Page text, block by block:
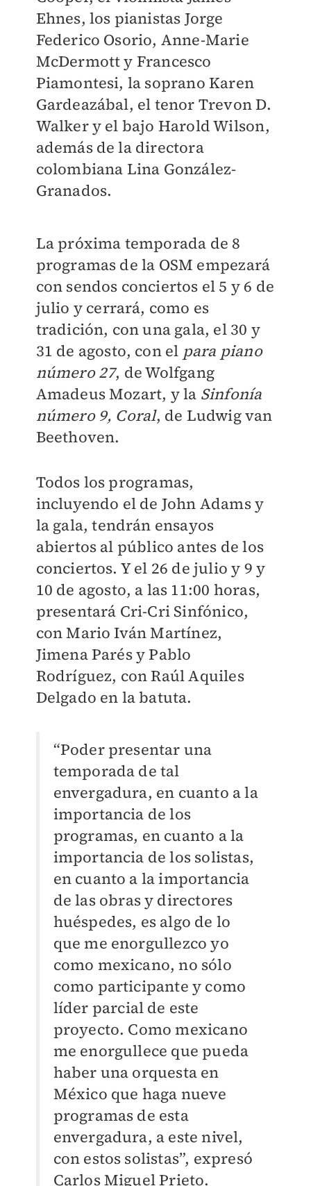
Ehnes, los pianistas Jorge
Federico Osorio, Anne-Marie
McDermott y Francesco
Piamontesi, la soprano Karen
Gardeazábal, el tenor Trevon D.
Walker y el bajo Harold Wilson,
además de la directora
colombiana Lina González-
Granados.
La próxima temporada de 8
programas de la OSM empezará
con sendos conciertos el 5 y 6 de
julio y cerrará, como es
tradición, con una gala, el 30 y
31 de agosto, con el para piano
número 27, de Wolfgang
Amadeus Mozart, y la Sinfonía
número 9, Coral, de Ludwig van
Beethoven.
Todos los programas,
incluyendo el de John Adams y
la gala, tendrán ensayos
abiertos al público antes de los
conciertos. Y el 26 de julio y 9 y
10 de agosto, a las 11:00 horas,
presentará Cri-Cri Sinfónico,
con Mario Iván Martínez,
Jimena Parés y Pablo
Rodríguez, con Raúl Aquiles
Delgado en la batuta.
“Poder presentar una
temporada de tal
envergadura, en cuanto a la
importancia de los
programas, en cuanto a la
importancia de los solistas,
en cuanto a la importancia
de las obras y directores
huéspedes, es algo de lo
que me enorgullezco yo
como mexicano, no sólo
como participante y como
líder parcial de este
proyecto. Como mexicano
me enorgullece que pueda
haber una orquesta en
México que haga nueve
programas de esta
envergadura, a este nivel,
con estos solistas”, expresó
Carlos Miguel Prieto.